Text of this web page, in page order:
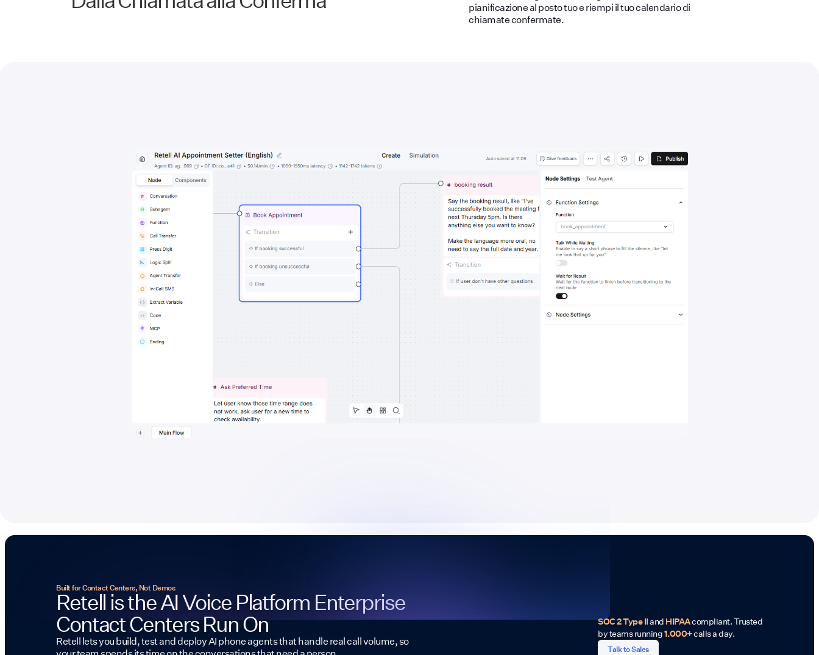
pianificazione al posto tuo e riempi il tuo calendario di
chiamate confermate.
Built for Contact Centers, Not Demos
Retell is the AI Voice Platform Enterprise
Contact Centers Run On
Retell lets you build, test and deploy AI phone agents that handle real call volume, so
SOC 2 Type IIand HIPAAcompliant. Trusted
by teams running1.000+calls a day.
Talk to Sales